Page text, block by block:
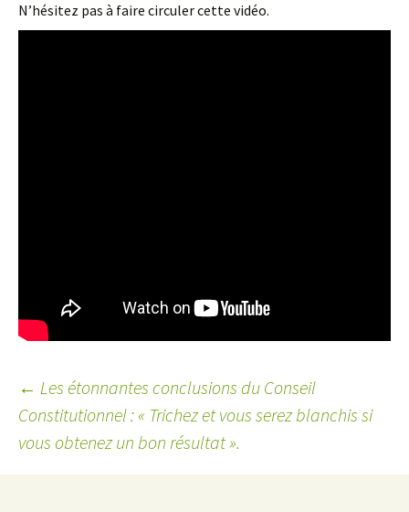
N’hésitez pas à faire circuler cette vidéo.
Navigation
← Les étonnantes conclusions du Conseil
Constitutionnel : « Trichez et vous serez blanchis si
vous obtenez un bon résultat ».